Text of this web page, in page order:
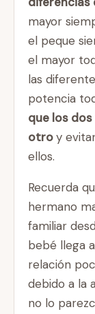
mayor
el peque
el mayor
las
potencia
que los
otroy
ellos.
Recuerda
hermano
familiar
bebé llega
relación
debido a la
no lo